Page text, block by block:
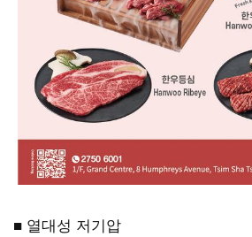
■ 열대성 저기압